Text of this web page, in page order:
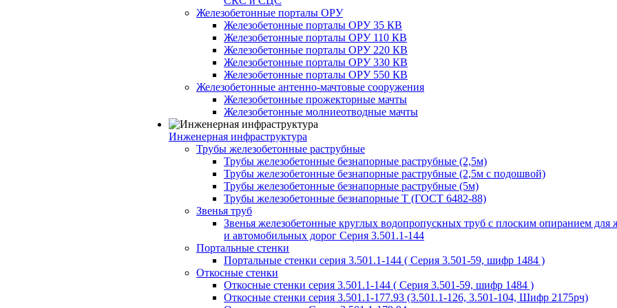
Железобетонные порталы ОРУ
Железобетонные порталы ОРУ 35 КВ
Железобетонные порталы ОРУ 110 КВ
Железобетонные порталы ОРУ 220 КВ
Железобетонные порталы ОРУ 330 КВ
Железобетонные порталы ОРУ 550 КВ
Железобетонные антенно-мачтовые сооружения
Железобетонные прожекторные мачты
Железобетонные молниеотводные мачты
Инженерная инфраструктура
Трубы железобетонные раструбные
Трубы железобетонные безнапорные раструбные (2,5м)
Трубы железобетонные безнапорные раструбные (2,5м с подошвой)
Трубы железобетонные безнапорные раструбные (5м)
Трубы железобетонные безнапорные Т (ГОСТ 6482-88)
Звенья труб
Звенья железобетонные круглых водопропускных труб с плоским опиранием для
и автомобильных дорог Серия 3.501.1-144
Портальные стенки
Портальные стенки серия 3.501.1-144 ( Серия 3.501-59, шифр 1484 )
Откосные стенки
Откосные стенки серия 3.501.1-144 ( Серия 3.501-59, шифр 1484 )
Откосные стенки серия 3.501.1-177.93 (3.501.1-126, 3.501-104, Шифр 2175рч)